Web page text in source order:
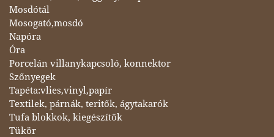
Mosdótál
Mosogató,mosdó
Napóra
Óra
Porcelán villanykapcsoló, konnektor
Szőnyegek
Tapéta:vlies,vinyl,papír
Textilek, párnák, teritők, ágytakarók
Tufa blokkok, kiegészítők
Tükör